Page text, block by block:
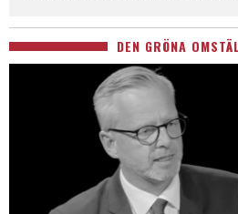
DEN GRÖNA